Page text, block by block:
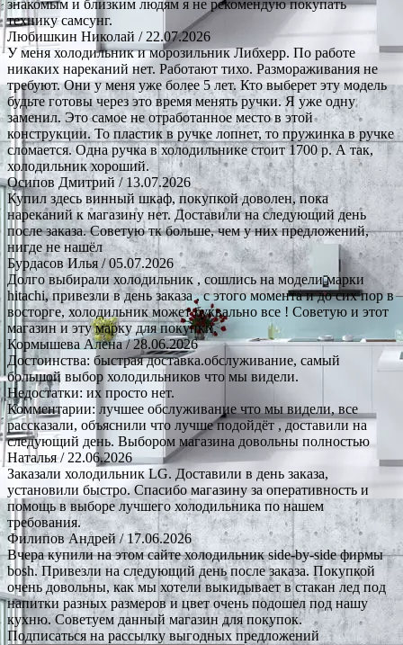
знакомым и близким людям я не рекомендую покупать
технику самсунг.
Любишкин Николай / 22.07.2026
У меня холодильник и морозильник Либхерр. По работе
никаких нареканий нет. Работают тихо. Размораживания не
требуют. Они у меня уже более 5 лет. Кто выберет эту модель
будьте готовы через это время менять ручки. Я уже одну
заменил. Это самое не отработанное место в этой
конструкции. То пластик в ручке лопнет, то пружинка в ручке
сломается. Одна ручка в холодильнике стоит 1700 р. А так,
холодильник хороший.
Осипов Дмитрий/ 13.07.2026
Купил здесь винный шкаф, покупкой доволен, пока
нареканий к магазину нет. Доставили на следующий день
после заказа. Советую тк больше, чем у них предложений,
нигде не нашёл
Бурдасов Илья/ 05.07.2026
Долго выбирали холодильник , сошлись на модели марки
hitachi, привезли в день заказа , с этого момента и до сих пор в
восторге, холодильник может буквально все ! Советую и этот
магазин и эту марку для покупки.
Кормышева Алена/ 28.06.2026
Достоинства: быстрая доставка.обслуживание, самый
большой выбор холодильников что мы видели.
Недостатки: их просто нет.
Комментарии: лучшее обслуживание что мы видели, все
рассказали, объяснили что лучше подойдёт , доставили на
следующий день. Выбором магазина довольны полностью
Наталья/ 22.06.2026
Заказали холодильник LG. Доставили в день заказа,
установили быстро. Спасибо магазину за оперативность и
помощь в выборе лучшего холодильника по нашем
требования.
Филипов Андрей/ 17.06.2026
Вчера купили на этом сайте холодильник side-by-side фирмы
bosh. Привезли на следующий день после заказа. Покупкой
очень довольны, как мы хотели выкидывает в стакан лед под
напитки разных размеров и цвет очень подошел под нашу
кухню. Советуем данный магазин для покупок.
Подписаться на рассылку выгодных предложений